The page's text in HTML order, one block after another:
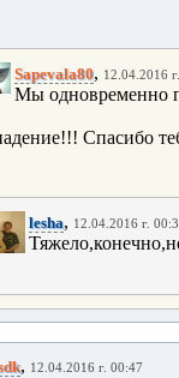
Sapevala80, 12.04.2016
Мы одновременно
Спасибо
lesha, 12.04.2016 г.
, 12.04.2016 г. 00:47